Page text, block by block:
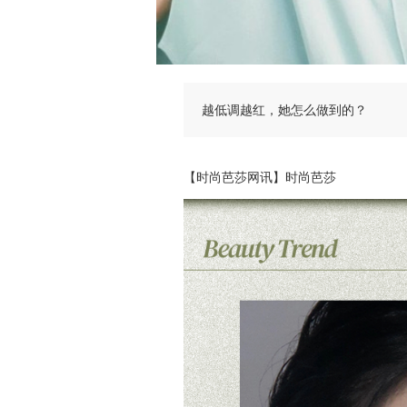
越低调越红，她怎么做到的？
【时尚芭莎网讯】时尚芭莎